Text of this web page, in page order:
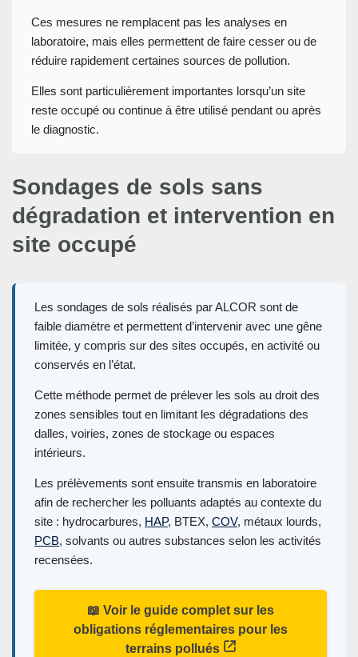
Ces mesures ne remplacent pas les analyses en
laboratoire, mais elles permettent de faire cesser ou de
réduire rapidement certaines sources de pollution.
Elles sont particulièrement importantes lorsqu’un site
reste occupé ou continue à être utilisé pendant ou après
le diagnostic.
Sondages de sols sans
dégradation et intervention en
site occupé
Les sondages de sols réalisés par ALCOR sont de
faible diamètre et permettent d’intervenir avec une gêne
limitée, y compris sur des sites occupés, en activité ou
conservés en l’état.
Cette méthode permet de prélever les sols au droit des
zones sensibles tout en limitant les dégradations des
dalles, voiries, zones de stockage ou espaces
intérieurs.
Les prélèvements sont ensuite transmis en laboratoire
afin de rechercher les polluants adaptés au contexte du
site : hydrocarbures, HAP, BTEX, COV, métaux lourds,
PCB, solvants ou autres substances selon les activités
recensées.
📖 Voir le guide complet sur les
obligations réglementaires pour les
terrains pollués